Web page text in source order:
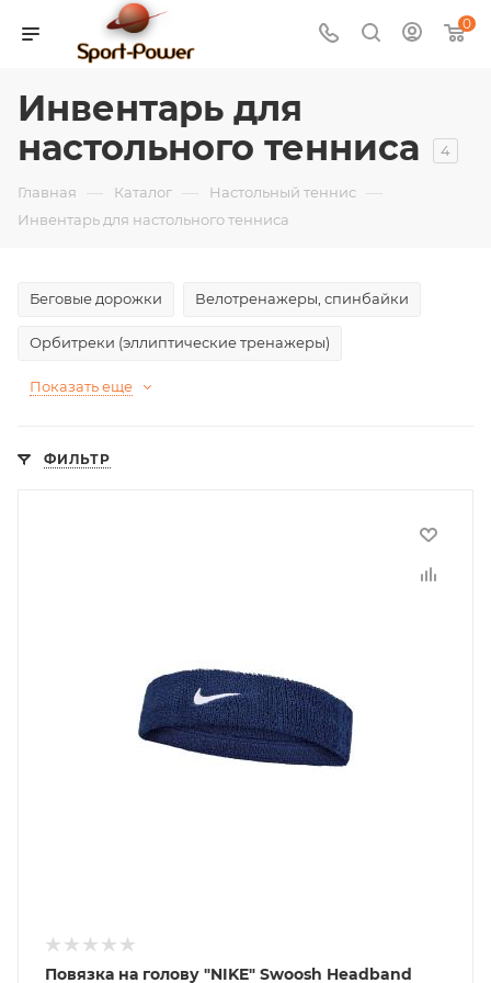
0
Инвентарь для
настольного тенниса
4
Главная — Каталог — Настольный теннис —
Инвентарь для настольного тенниса
Беговые дорожки Велотренажеры, спинбайки
Орбитреки (эллиптические тренажеры)
Показать еще
ФИЛЬТР
Повязка на голову "NIKE" Swoosh Headband